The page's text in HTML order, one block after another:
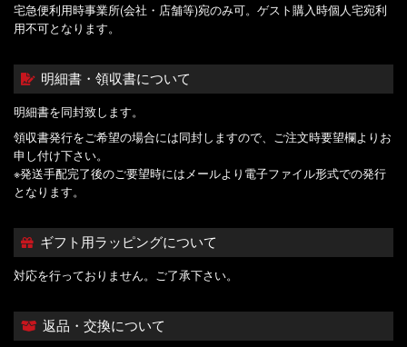
宅急便利用時事業所(会社・店舗等)宛のみ可。ゲスト購入時個人宅宛利
用不可となります。
明細書・領収書について
明細書を同封致します。
領収書発行をご希望の場合には同封しますので、ご注文時要望欄よりお
申し付け下さい。
※発送手配完了後のご要望時にはメールより電子ファイル形式での発行
となります。
ギフト用ラッピングについて
対応を行っておりません。ご了承下さい。
返品・交換について